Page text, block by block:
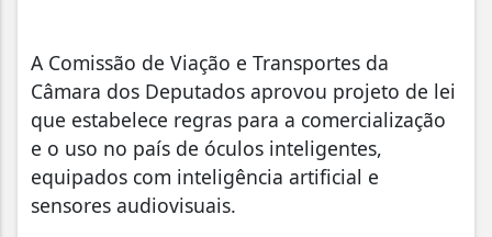
A Comissão de Viação e Transportes da
Câmara dos Deputados aprovou projeto de lei
que estabelece regras para a comercialização
e o uso no país de óculos inteligentes,
equipados com inteligência artificial e
sensores audiovisuais.